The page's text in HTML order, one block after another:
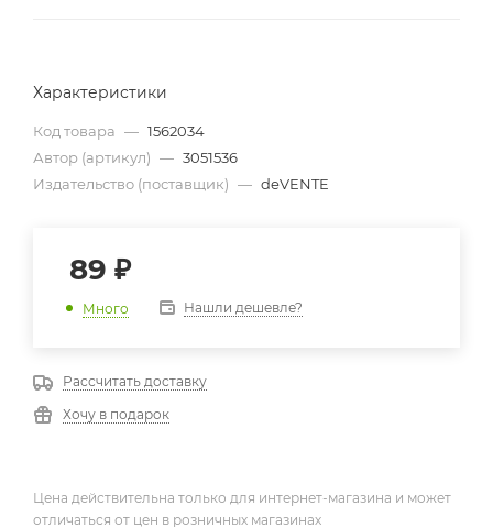
Характеристики
Код товара — 1562034
Автор (артикул) — 3051536
Издательство (поставщик) — deVENTE
89 ₽
Много Нашли дешевле?
Рассчитать доставку
Хочу в подарок
Цена действительна только для интернет-магазина и может
отличаться от цен в розничных магазинах